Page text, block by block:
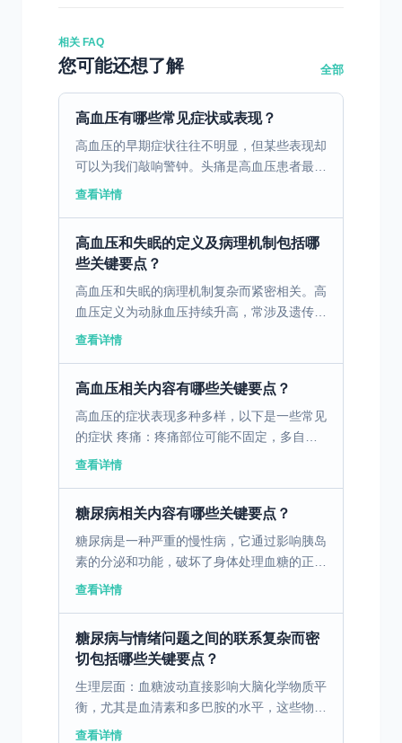
相关 FAQ
您可能还想了解 全部
高血压有哪些常见症状或表现？
高血压的早期症状往往不明显，但某些表现却
可以为我们敲响警钟。头痛是高血压患者最常
见的症状之一，尤其在早晨起床时更为明显。
查看详情
高血压和失眠的定义及病理机制包括哪
些关键要点？
高血压和失眠的病理机制复杂而紧密相关。高
血压定义为动脉血压持续升高，常涉及遗传、
环境和生物因素的共同作用。而失眠则是持续
查看详情
高血压相关内容有哪些关键要点？
高血压的症状表现多种多样，以下是一些常见
的症状 ‌疼痛‌：疼痛部位可能不固定，多自觉
局限在心尖部位、左侧乳房下部，也可感到胸
查看详情
糖尿病相关内容有哪些关键要点？
糖尿病是一种严重的慢性病，它通过影响胰岛
素的分泌和功能，破坏了身体处理血糖的正常
机制。这种疾病不仅可以引发一系列并发症，
查看详情
糖尿病与情绪问题之间的联系复杂而密
切包括哪些关键要点？
生理层面：血糖波动直接影响大脑化学物质平
衡，尤其是血清素和多巴胺的水平，这些物质
与情绪调节息息相关。持续的高血糖状态会引
查看详情